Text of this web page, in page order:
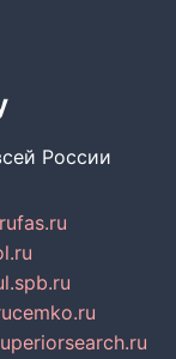
России
fas.ru
cemko.ru